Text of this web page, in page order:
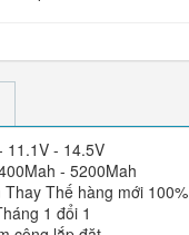
11.1V - 14.5V
- 5200Mah
Thế hàng mới 100%
1 đổi 1